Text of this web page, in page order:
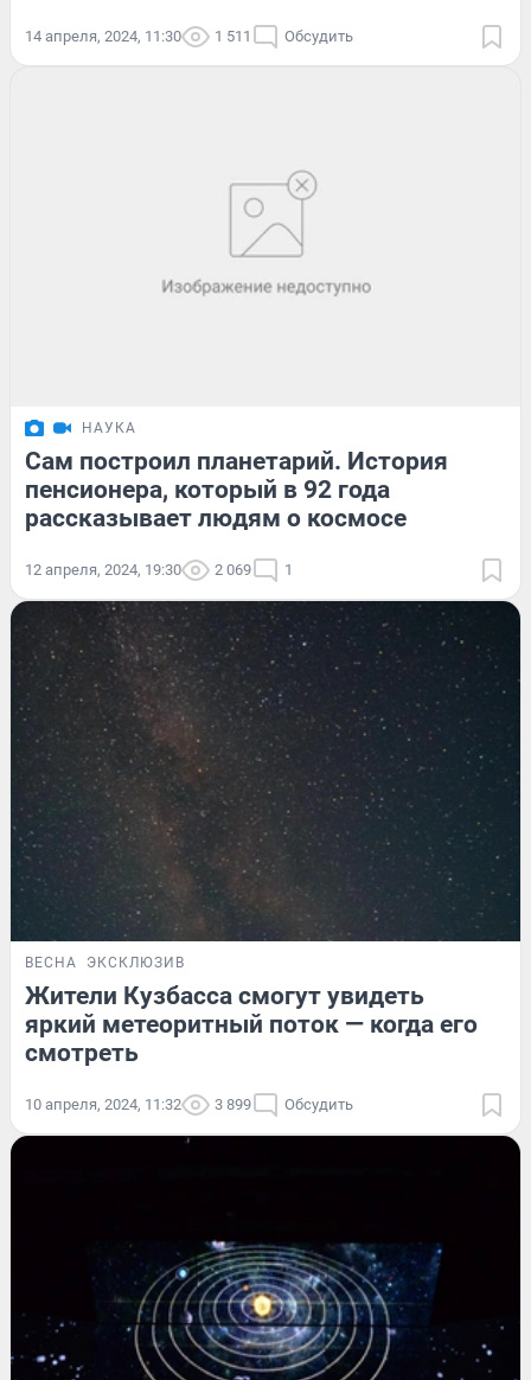
14 апреля, 2024, 11:30 1 511 Обсудить
НАУКА
Сам построил планетарий. История
пенсионера, который в 92 года
рассказывает людям о космосе
12 апреля, 2024, 19:30 2 069 1
ВЕСНА ЭКСКЛЮЗИВ
Жители Кузбасса смогут увидеть
яркий метеоритный поток — когда его
смотреть
10 апреля, 2024, 11:32 3 899 Обсудить